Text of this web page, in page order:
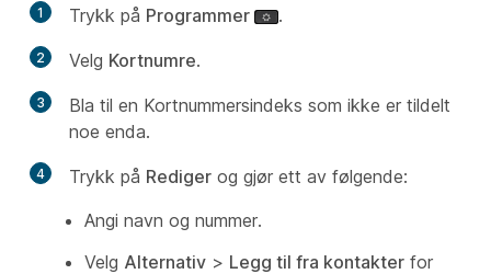
1 Trykk på Programmer .
2 Velg Kortnumre.
3
Bla til en Kortnummersindeks som ikke er tildelt
noe enda.
4 Trykk på Rediger og gjør ett av følgende:
Angi navn og nummer.
Velg Alternativ > Legg til fra kontakter for